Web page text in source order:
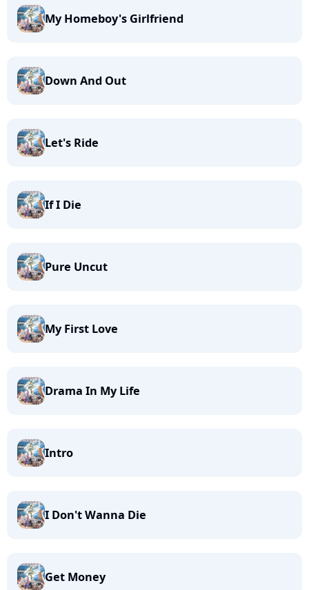
My Homeboy's Girlfriend
Down And Out
Let's Ride
If I Die
Pure Uncut
My First Love
Drama In My Life
Intro
I Don't Wanna Die
Get Money